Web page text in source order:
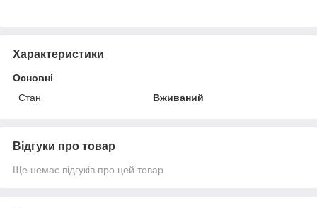
Характеристики
Основні
Стан
Вживаний
Відгуки про товар
Ще немає відгуків про цей товар